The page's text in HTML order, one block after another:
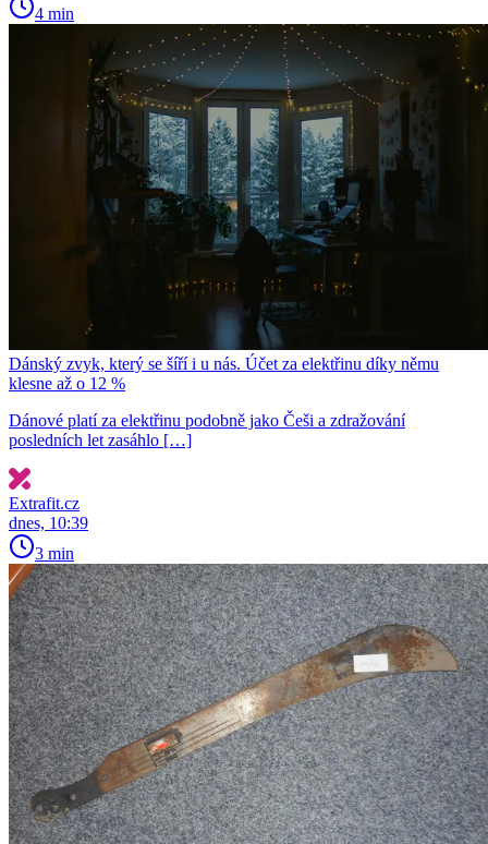
4 min
Dánský zvyk, který se šíří i u nás. Účet za elektřinu díky němu
klesne až o 12 %
Dánové platí za elektřinu podobně jako Češi a zdražování
posledních let zasáhlo […]
Extrafit.cz
dnes, 10:39
3 min